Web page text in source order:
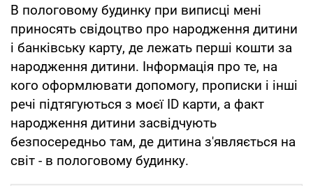
В пологовому будинку при виписці мені
приносять свідоцтво про народження дитини
і банківську карту, де лежать перші кошти за
народження дитини. Інформація про те, на
кого оформлювати допомогу, прописки і інші
речі підтягуються з моєї ID карти, а факт
народження дитини засвідчують
безпосередньо там, де дитина з'являється на
світ - в пологовому будинку.